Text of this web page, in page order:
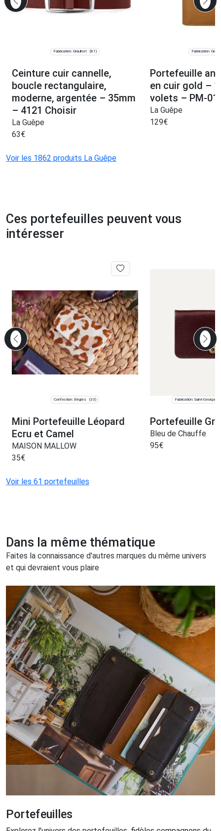
Fabrication: Graulhet (81)
Ceinture cuir cannelle,
boucle rectangulaire,
moderne, argentée – 35mm
– 4121 Choisir
La Guêpe
63€
Fabrication:
Portefeuille
en cuir gold –
volets – PM-
La Guêpe
129€
Voir les 1862 produits La Guêpe
Ces portefeuilles peuvent vous
intéresser
Confection: Bègles (33)
Mini Portefeuille Léopard
Ecru et Camel
MAISON MALLOW
35€
Fabrication: Saint-
Portefeuille
Bleu de Chauffe
95€
Voir les 61 portefeuilles
Dans la même thématique
Faites la connaissance d'autres marques du même univers
et qui devraient vous plaire
Portefeuilles